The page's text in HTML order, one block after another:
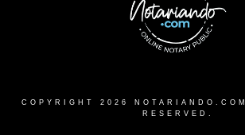
COPYRIGHT 2026 NOTARIANDO.COM
RESERVED.